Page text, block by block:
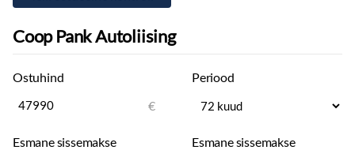
Coop Pank Autoliising
Ostuhind
€
Periood
Esmane sissemakse
Esmane sissemakse